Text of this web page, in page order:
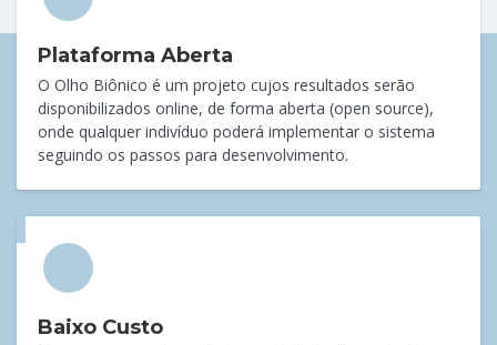
Plataforma Aberta
O Olho Biônico é um projeto cujos resultados serão
disponibilizados online, de forma aberta (open source),
onde qualquer indivíduo poderá implementar o sistema
seguindo os passos para desenvolvimento.
Baixo Custo